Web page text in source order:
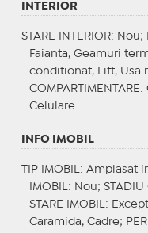
INTERIOR
STARE INTERIOR: Nou;
Faianta, Geamuri
conditionat, Lift, Usa
COMPARTIMENTARE :
Celulare
INFO IMOBIL
TIP IMOBIL : Amplasat
IMOBIL : Nou; STADIU
STARE IMOBIL :
Caramida, Cadre;